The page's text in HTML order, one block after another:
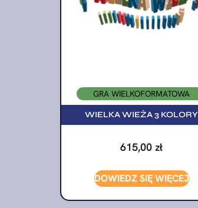
GRA WIELKOFORMATOWA
WIELKA WIEŻA 3 KOLORY
615,00 zł
DOWIEDZ SIĘ WIĘCEJ